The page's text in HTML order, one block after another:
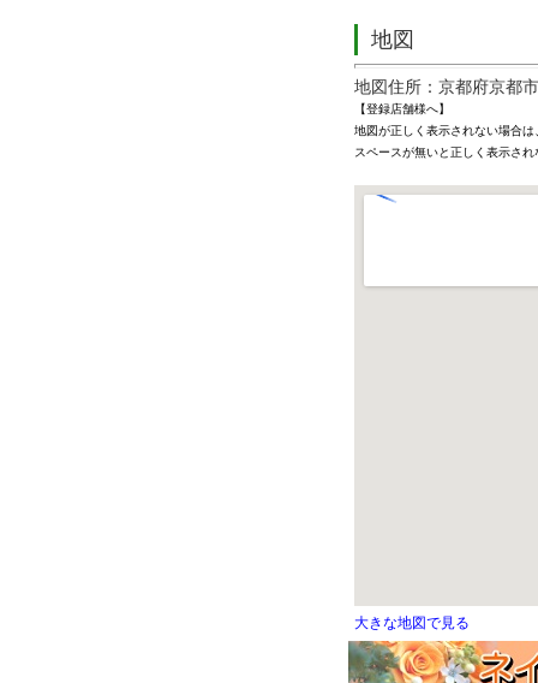
地図
地図住所：京都府京都
【登録店舗様へ】
地図が正しく表示されない場合
スペースが無いと正しく表示さ
大きな地図で見る